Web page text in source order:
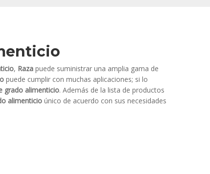
, Raza puede suministrar una amplia gama de
puede cumplir con muchas aplicaciones; si lo
grado alimenticio. Además de la lista de productos
alimenticio único de acuerdo con sus necesidades